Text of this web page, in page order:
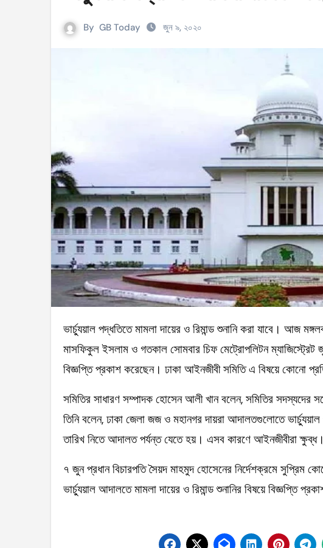
সহিংসতার ঘটনায় ঝিনাইগাতীর ইউএনও এবং ওসি প্রত্যাহার
টেংরাটিলা গ্যাসক্ষেত্রে বিস্ফোরণ: ৪২ মিলিয়ন ডলার ক্ষতিপূরণ পাচ্ছে
মণিপুরে কুকি এবং নাগা জনগোষ্ঠীর মধ্যে উত্তেজনা! আগুনে পুড়ল বেশ
বেবিচক ভাগ করে রেগুলেটর ও অপারেটর নামে দুটি সংস্থা হচ্ছে
ইরানের বিরুদ্ধে আকাশসীমা ব্যবহার করতে দেবে না সৌদি আরব
পশ্চিমবঙ্গে ভোটের আগে সংখ্যালঘু ভোট নিয়ে সজাগ
‘হ্যাঁ’ জিতলে খুলবে সংস্কারের পথ, কী কী বদল আসবে
By GB Today জুন ৯, ২০২০
ভার্চ্যুয়াল পদ্ধতিতে মামলা দায়ের ও রিমান্ড শুনানি করা যাবে। আজ মঙ্গলবার ঢাকার চিফ জুডিশিয়াল ম্যাজিস্ট্রেট
মাসফিকুল ইসলাম ও গতকাল সোমবার চিফ মেট্রোপলিটন ম্যাজিস্ট্রেট
বিজ্ঞপ্তি প্রকাশ করেছেন। ঢাকা আইনজীবী সমিতি এ বিষয়ে কোনো
সমিতির সাধারণ সম্পাদক হোসেন আলী খান বলেন, সমিতির সদস্যদের
তিনি বলেন, ঢাকা জেলা জজ ও মহানগর দায়রা আদালতগুলোতে
তারিখ নিতে আদালত পর্যন্ত যেতে হয়। এসব কারণে আইনজীবীরা ক্ষুব্ধ।
৭ জুন প্রধান বিচারপতি সৈয়দ মাহমুদ হোসেনের নির্দেশক্রমে সুপ্রিম
ভার্চ্যুয়াল আদালতে মামলা দায়ের ও রিমান্ড শুনানির বিষয়ে বিজ্ঞপ্তি